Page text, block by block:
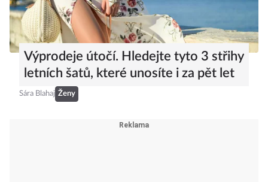
Výprodeje útočí. Hledejte tyto 3 střihy
letních šatů, které unosíte i za pět let
Sára Blahaj Ženy